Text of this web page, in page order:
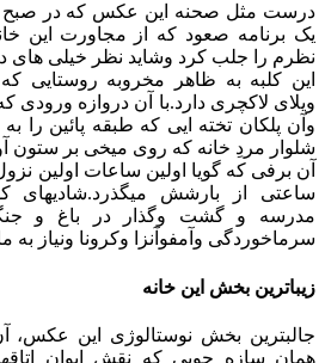
درست مثل صحنه این عکس که در صبح
یک برنامه صعود که از مجاورت این
نظرم را جلب کرد وشاید نظر خیلی های
این کلبه به ظاهر مخروبه روستایی
ویلای لاکچری دارد.با آن دروازه ورودی
وآن پلکان تخته ایی که طبقه پائین را
شلوار مردِ خانه که روی میخی بر ستون
آن برفی که گویا اولین ساعات اولین
ساعتی از بارشش میگذرد.شادیهای
مدرسه و گشت وگذار در باغ و
سرماخوردگی وآمفوآنزا وکرونا ونیاز
زیباترین بخش این خانه
جالبترین بخش نوستالوژی این عکس، آن
همان سازه چوبی که نقش ایوان